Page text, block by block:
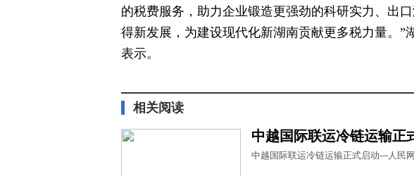
的税费服务，助力企业锻造更强劲的科研实力、出
得新发展，为建设现代化新湖南贡献更多税力量。”
表示。
相关阅读
中越国际联运冷链运输正
中越国际联运冷链运输正式启动---人民